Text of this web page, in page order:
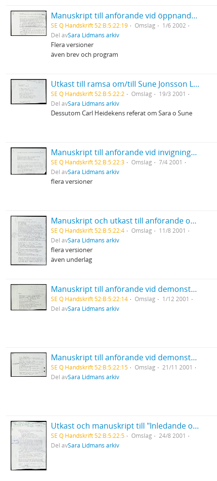
Manuskript till anförande vid öppnandet av den nordiska kongressen inom obstetrik och gynekologi i Umeå
SE Q Handskrift 52:B:5:22:19 Omslag
1/6 2002
Del avSara Lidmans arkiv
Flera versioner
även brev och program
Utkast till ramsa om/till Sune Jonsson Länsmuseet i Umeå
SE Q Handskrift 52:B:5:22:2 Omslag
19/3 2001
Del avSara Lidmans arkiv
Dessutom Carl Heidekens referat om Sara o Sune
Manuskript till anförande vid invigningen av biblioteket Renfors/Vindeln
SE Q Handskrift 52:B:5:22:3 Omslag
7/4 2001
Del avSara Lidmans arkiv
flera versioner
Manuskript och utkast till anförande om Hjördis Schymberg i Alnö kyrka
SE Q Handskrift 52:B:5:22:4 Omslag
11/8 2001
Del avSara Lidmans arkiv
flera versioner
även underlag
Manuskript till anförande vid demonstration mot USA:s krig mot Afghanistan Medborgarplatsen
SE Q Handskrift 52:B:5:22:14 Omslag
1/12 2001
Del avSara Lidmans arkiv
Manuskript till anförande vid demonstration mot USA:s bombningar i Afghanistan I Umeå
SE Q Handskrift 52:B:5:22:15 Omslag
21/11 2001
Del avSara Lidmans arkiv
Utkast och manuskript till "Inledande ord före Sven David Sandströms musik till en Mölna-Elegi" på Slottet
SE Q Handskrift 52:B:5:22:5 Omslag
24/8 2001
Del avSara Lidmans arkiv